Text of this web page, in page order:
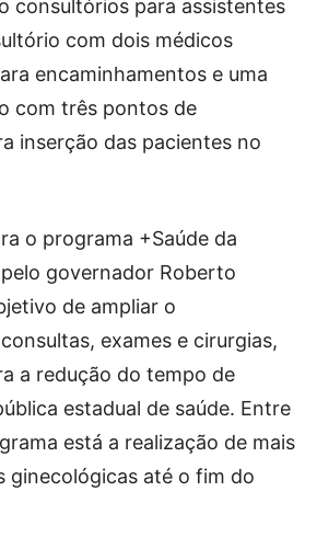
consultórios para assistentes
com dois médicos
encaminhamentos e uma
com três pontos de
inserção das pacientes no
o programa +Saúde da
governador Roberto
de ampliar o
exames e cirurgias,
a redução do tempo de
estadual de saúde. Entre
está a realização de mais
ginecológicas até o fim do